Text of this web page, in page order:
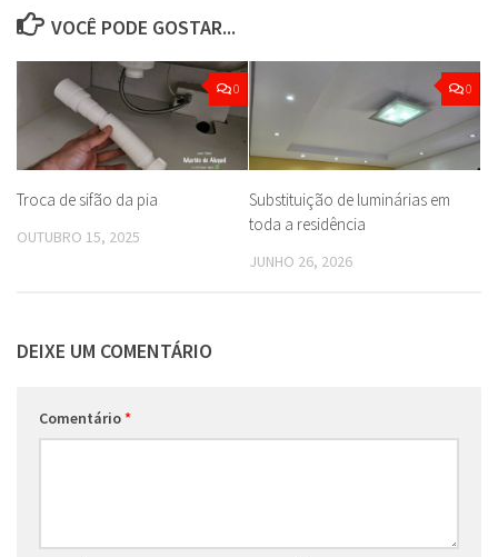
VOCÊ PODE GOSTAR...
0
Troca de sifão da pia
OUTUBRO 15, 2025
0
Substituição de luminárias em
toda a residência
JUNHO 26, 2026
DEIXE UM COMENTÁRIO
Comentário*